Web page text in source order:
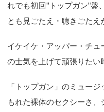
れでも初回"トップガン"盤
とも見ごたえ・聴きごたえ
イケイケ・アッパー・チ
の士気を上げて頑張りたい
「トップガン」のミュー
もれた裸体のセクシーさ